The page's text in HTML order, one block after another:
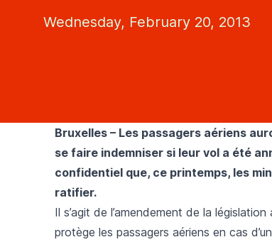
Wednesday, February 20, 2013
Bruxelles – Les passagers aériens
se faire indemniser si leur vol a été
confidentiel que, ce printemps, les
ratifier.
Il s’agit de l’amendement de la
protège les passagers aériens en cas